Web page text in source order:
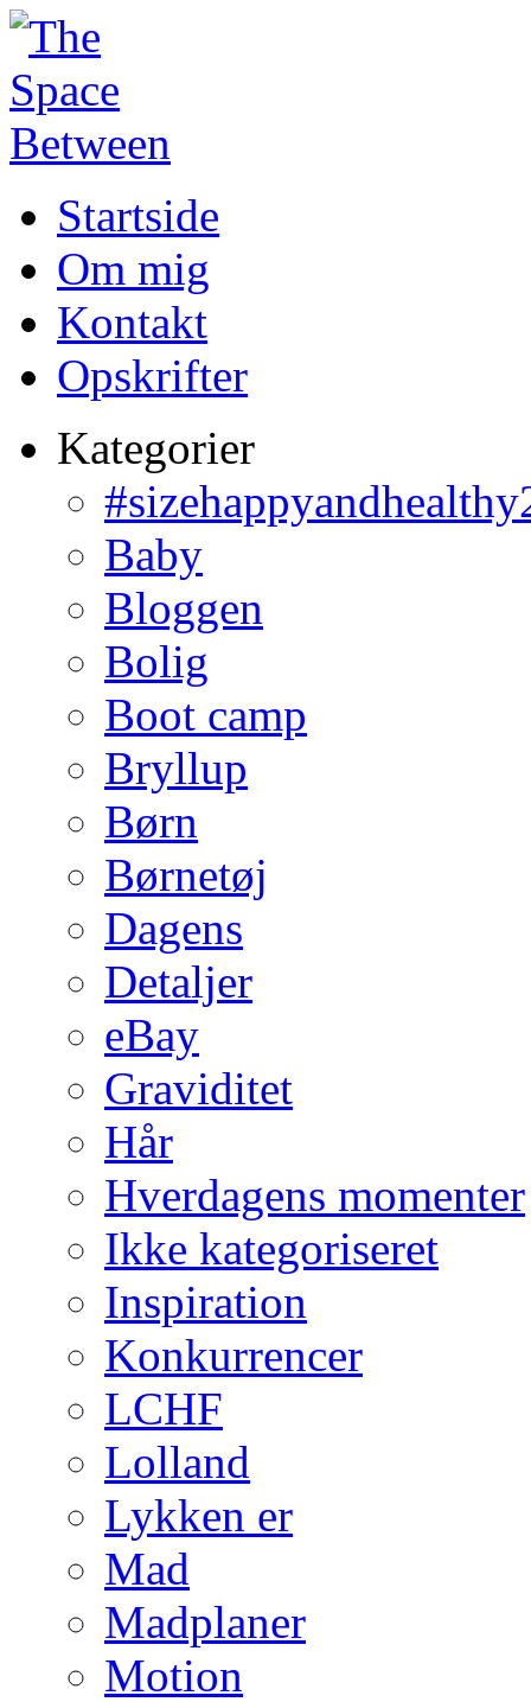
Startside
Om mig
Kontakt
Opskrifter
Kategorier
Baby
Bloggen
Bolig
Boot camp
Bryllup
Børn
Børnetøj
Dagens
Detaljer
eBay
Graviditet
Hår
Hverdagens momenter
Ikke kategoriseret
Inspiration
Konkurrencer
LCHF
Lolland
Lykken er
Mad
Madplaner
Motion